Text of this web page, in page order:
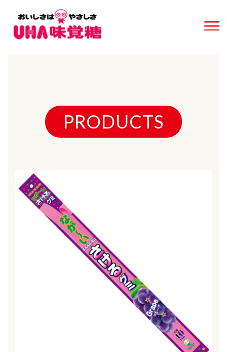
PRODUCTS